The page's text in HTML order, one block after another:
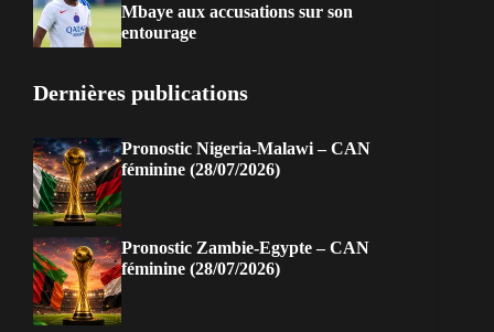
Mbaye aux accusations sur son
entourage
Dernières publications
Pronostic Nigeria-Malawi – CAN
féminine (28/07/2026)
Pronostic Zambie-Egypte – CAN
féminine (28/07/2026)